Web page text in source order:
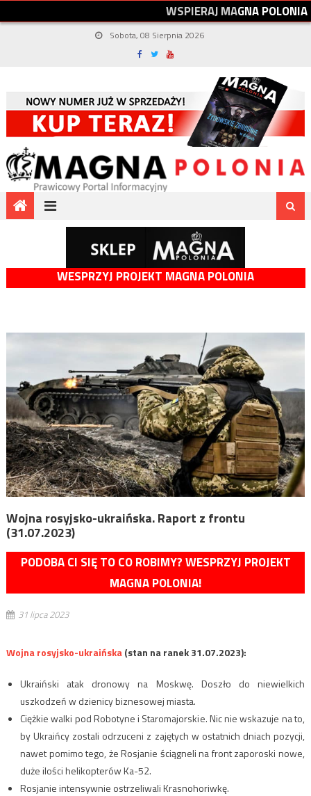
WSPIERAJMAGNAPOLONIA
Sobota, 08 Sierpnia 2026
WESPRZYJ PROJEKT MAGNA POLONIA
Wojna rosyjsko-ukraińska. Raport z frontu
(31.07.2023)
PODOBA CI SIĘ TO CO ROBIMY? WESPRZYJ PROJEKT
MAGNA POLONIA!
31 lipca 2023
Wojna rosyjsko-ukraińska(stan na ranek 31.07.2023):
Ukraiński atak dronowy na Moskwę. Doszło do niewielkich
uszkodzeń w dzienicy biznesowej miasta.
Ciężkie walki pod Robotyne i Staromajorskie. Nic nie wskazuje na to,
by Ukraińcy zostali odrzuceni z zajętych w ostatnich dniach pozycji,
nawet pomimo tego, że Rosjanie ściągneli na front zaporoski nowe,
duże ilości helikopterów Ka-52.
Rosjanie intensywnie ostrzeliwali Krasnohoriwkę.